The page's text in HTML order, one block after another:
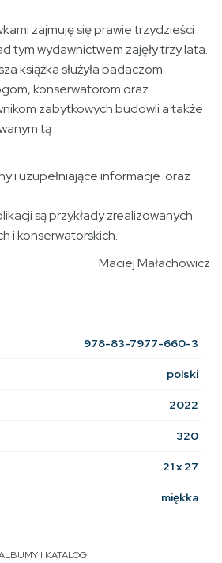
zajmuję się prawie trzydzieści
tym wydawnictwem zajęły trzy lata.
książka służyła badaczom
konserwatorom oraz
zabytkowych budowli a także
tą
i uzupełniające informacje oraz
są przykłady zrealizowanych
i konserwatorskich.
Maciej Małachowicz
978-83-7977-660-3
polski
2022
320
21 x 27
miękka
I KATALOGI